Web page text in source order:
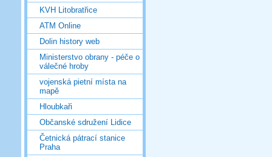
KVH Litobratřice
ATM Online
Dolin history web
Ministerstvo obrany - péče o
válečné hroby
vojenská pietní místa na
mapě
Hloubkaři
Občanské sdružení Lidice
Četnická pátrací stanice
Praha